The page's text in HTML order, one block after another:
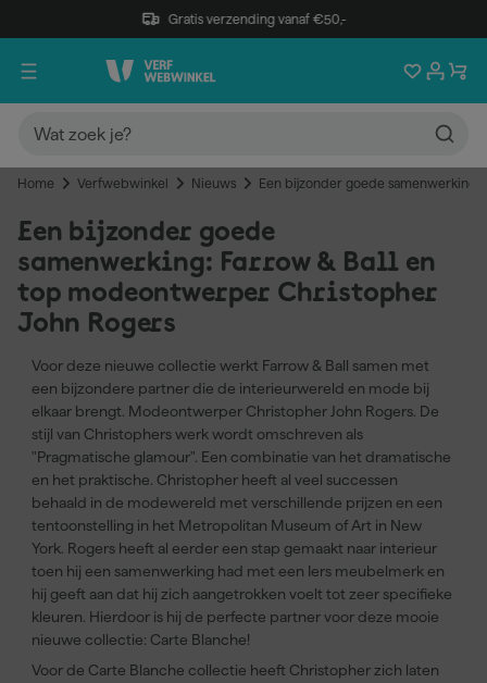
Gratis verzending vanaf €50,-
Home Verfwebwinkel Nieuws Een bijzonder goede
Een bijzonder goede
samenwerking: Farrow & Ball en
top modeontwerper Christopher
John Rogers
Voor deze nieuwe collectie werkt Farrow & Ball samen met
een bijzondere partner die de interieurwereld en mode bij
elkaar brengt. Modeontwerper Christopher John Rogers. De
stijl van Christophers werk wordt omschreven als
"Pragmatische glamour". Een combinatie van het dramatische
en het praktische. Christopher heeft al veel successen
behaald in de modewereld met verschillende prijzen en een
tentoonstelling in het Metropolitan Museum of Art in New
York. Rogers heeft al eerder een stap gemaakt naar interieur
toen hij een samenwerking had met een Iers meubelmerk en
hij geeft aan dat hij zich aangetrokken voelt tot zeer specifieke
kleuren. Hierdoor is hij de perfecte partner voor deze mooie
nieuwe collectie: Carte Blanche!
Voor de Carte Blanche collectie heeft Christopher zich laten